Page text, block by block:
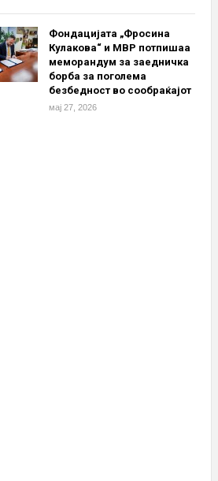
Фондацијата „Фросина
Кулакова“ и МВР потпишаа
меморандум за заедничка
борба за поголема
безбедност во сообраќајот
мај 27, 2026